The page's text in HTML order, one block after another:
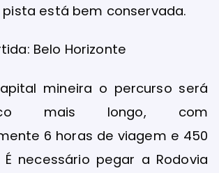
está bem conservada.
Belo Horizonte
mineira o percurso será
mais longo, com
6 horas de viagem e 450
necessário pegar a Rodovia